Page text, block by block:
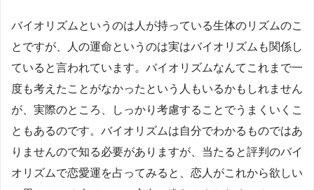
バイオリズムというのは人が持っている生体のリズムのこ
とですが、人の運命というのは実はバイオリズムも関係し
ていると言われています。バイオリズムなんてこれまで一
度も考えたことがなかったという人もいるかもしれません
が、実際のところ、しっかり考慮することでうまくいくこ
ともあるのです。バイオリズムは自分でわかるものではあ
りませんので知る必要がありますが、当たると評判のバイ
オリズムで恋愛運を占ってみると、恋人がこれから欲しい